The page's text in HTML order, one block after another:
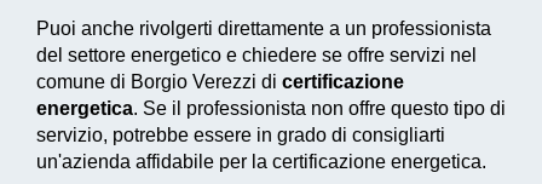
Puoi anche rivolgerti direttamente a un professionista
del settore energetico e chiedere se offre servizi nel
comune di Borgio Verezzi di certificazione
energetica. Se il professionista non offre questo tipo di
servizio, potrebbe essere in grado di consigliarti
un'azienda affidabile per la certificazione energetica.